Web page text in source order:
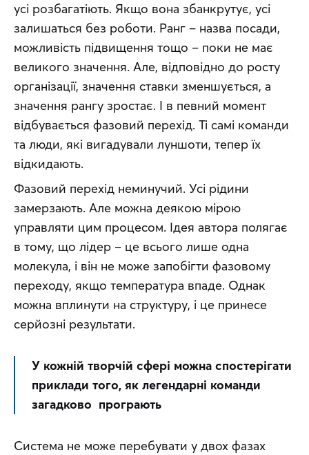
усі розбагатіють. Якщо вона збанкрутує, усі
залишаться без роботи. Ранг – назва посади,
можливість підвищення тощо – поки не має
великого значення. Але, відповідно до росту
організації, значення ставки зменшується, а
значення рангу зростає. І в певний момент
відбувається фазовий перехід. Ті самі команди
та люди, які вигадували луншоти, тепер їх
відкидають.
Фазовий перехід неминучий. Усі рідини
замерзають. Але можна деякою мірою
управляти цим процесом. Ідея автора полягає
в тому, що лідер – це всього лише одна
молекула, і він не може запобігти фазовому
переходу, якщо температура впаде. Однак
можна вплинути на структуру, і це принесе
серйозні результати.
У кожній творчій сфері можна спостерігати
приклади того, як легендарні команди
загадково  програють
Система не може перебувати у двох фазах